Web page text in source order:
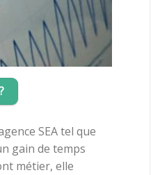
SEA tel que
gain de temps
métier, elle